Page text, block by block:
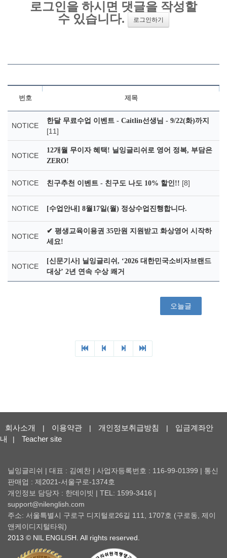
회사소개 | 이용약관 | 개인정보취급방침 |
입금계좌안
내
| Teacher site
닐잉글리쉬 | 대표 : 김예찬 | 사업자등록번호 : 116-99-01399 | 통신
판매업 : 제2021-서울구로-1374호
개인정보 담당자 : 한데이빗 | TEL: 1599-3416 |
support@nilenglish.com
주소: 서울특별시 구로구 디지털로26길 111, 1707호 (구로동, 제이
앤케이디지털타워)
2013 © NIL ENGLISH. All rights reserved.